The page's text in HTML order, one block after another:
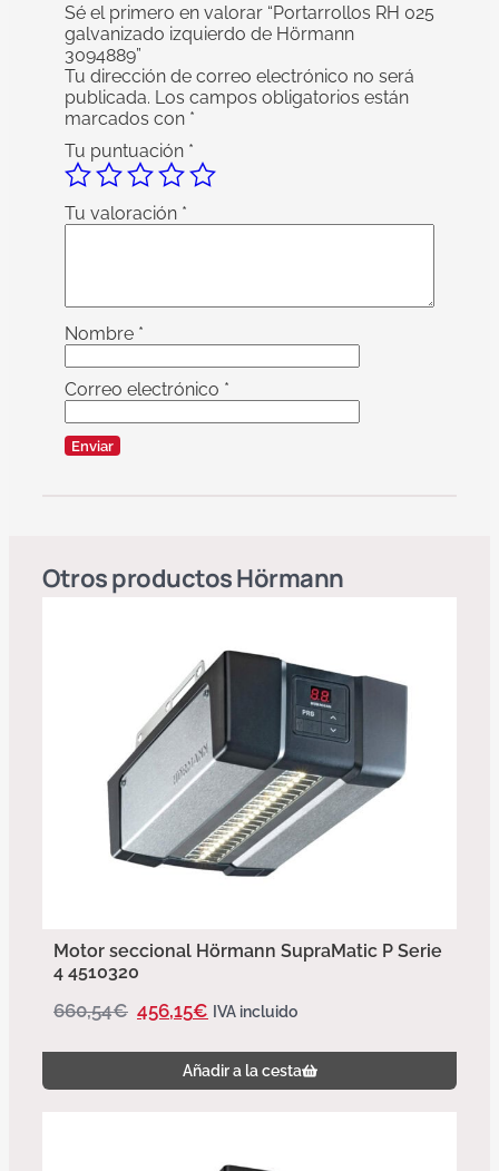
Sé el primero en valorar “Portarrollos RH 025
galvanizado izquierdo de Hörmann
3094889”
Tu dirección de correo electrónico no será
publicada. Los campos obligatorios están
marcados con *
Tu puntuación *
Tu valoración *
Nombre *
Correo electrónico *
Otros productosHörmann
Motor seccional Hörmann SupraMatic P Serie
4 4510320
660,54€ 456,15€ IVA incluido
Añadir a la cesta